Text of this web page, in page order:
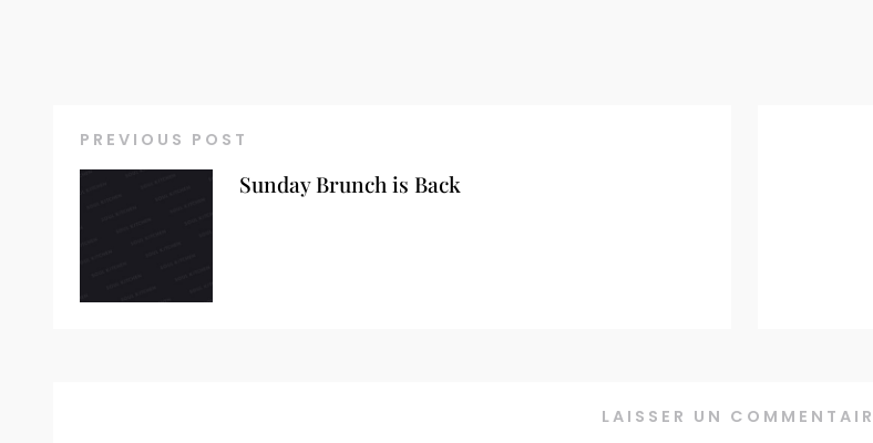
PREVIOUS POST
Sunday Brunch is Back
LAISSER UN